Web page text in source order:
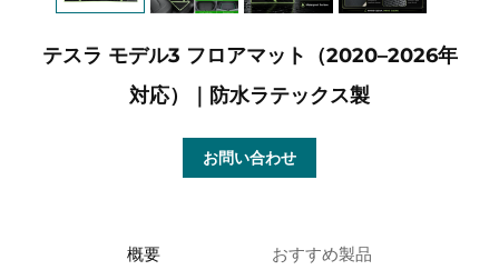
テスラ モデル3 フロアマット（2020–2026年
対応）｜防水ラテックス製
お問い合わせ
概要 おすすめ製品